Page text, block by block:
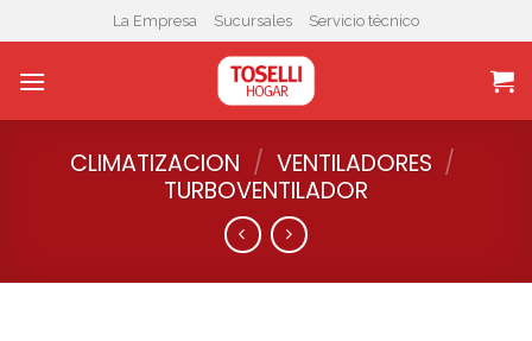
to
content
La Empresa Sucursales Servicio técnico
CLIMATIZACION / VENTILADORES /
TURBOVENTILADOR